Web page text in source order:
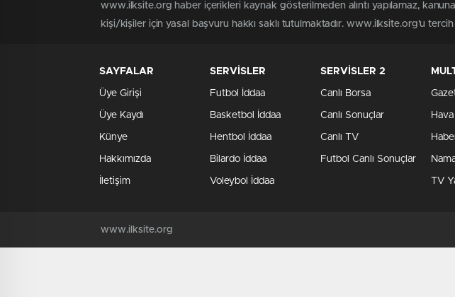
www.ilksite.org haber içerikleri kaynak gösterilmeden alıntı yapılamaz,
kişi/kişiler için yasal başvuru hakkı saklı tutulmaktadır. www.ilksite.org'u
SAYFALAR
Üye Girişi
Üye Kaydı
Künye
Hakkımızda
İletişim
SERVİSLER
Futbol İddaa
Basketbol İddaa
Hentbol İddaa
Bilardo İddaa
Voleybol İddaa
SERVİSLER 2
Canlı Borsa
Canlı Sonuçlar
Canlı TV
Futbol Canlı Sonuçlar
TV
www.ilksite.org